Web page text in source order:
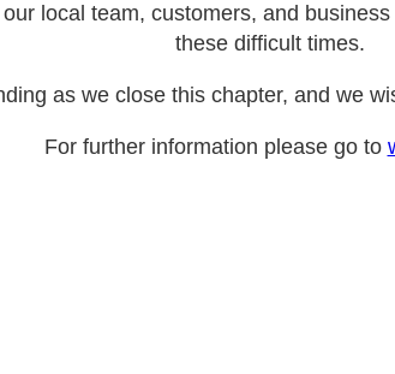
local team, customers, and
these difficult times.
as we close this chapter, and we
For further information please go to